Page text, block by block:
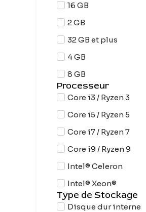
16 GB
2 GB
32 GB et plus
4 GB
8 GB
Processeur
Core i3 / Ryzen 3
Core i5 / Ryzen 5
Core i7 / Ryzen 7
Core i9 / Ryzen 9
Intel® Celeron
Intel® Xeon®
Type de Stockage
Disque dur interne